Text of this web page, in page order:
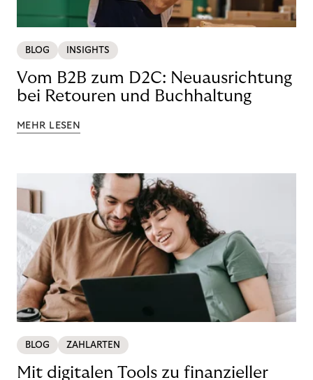
BLOG INSIGHTS
Vom B2B zum D2C: Neuausrichtung
bei Retouren und Buchhaltung
MEHR LESEN
BLOG ZAHLARTEN
Mit digitalen Tools zu finanzieller